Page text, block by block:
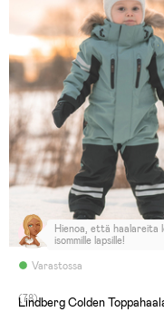
Varastossa
Hienoa, että haalareita
isommille lapsille!
(78)
Lindberg Colden